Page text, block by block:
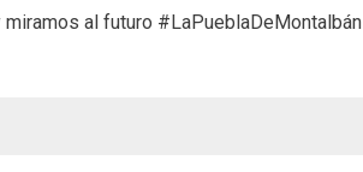
al futuro #LaPueblaDeMontalbán